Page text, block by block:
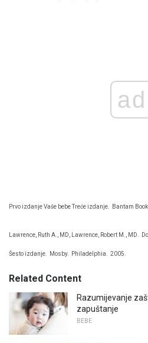
ad
Prvo izdanje Vaše bebe Treće izdanje. Bantam
Lawrence, Ruth A., MD, Lawrence, Robert M., MD.
Šesto izdanje. Mosby. Philadelphia. 2005.
Related Content
Razumijevanje
zapuštanje
BEBE